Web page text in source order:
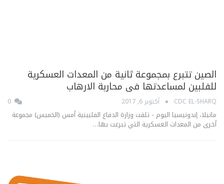
الصين تتبرع بمجموعة ثانية من المعدات العسكرية
للفلبين لمساعدتها فى محاربة الارهاب
CDC EL-SHARQ أكتوبر 6, 2017
مانيلا، إندونيسيا اليوم - تلقت وزارة الدفاع الفلبينية أمس (الخميس) مجموعة
أخرى من المعدات العسكرية التي تبرعت بها…